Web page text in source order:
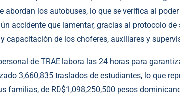
abordan los autobuses, lo que se verifica al
accidente que lamentar, gracias al protocolo
capacitación de los choferes, auxiliares y
de TRAE labora las 24 horas para
3,660,835 traslados de estudiantes, lo que
familias, de RD$1,098,250,500 pesos